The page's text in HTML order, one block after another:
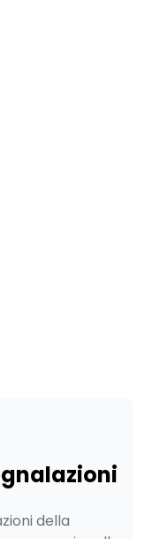
della